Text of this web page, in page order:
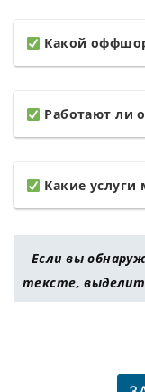
Какой
Работают ли
Какие
Если вы
тексте,